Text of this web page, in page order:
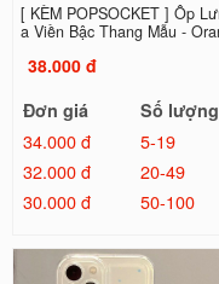
[ KÈM POPSOCKET ] Ốp
a Viền Bậc Thang Mẫu -
38.000 đ
Đơn giá
Số lượng
34.000 đ
5-19
32.000 đ
20-49
30.000 đ
50-100